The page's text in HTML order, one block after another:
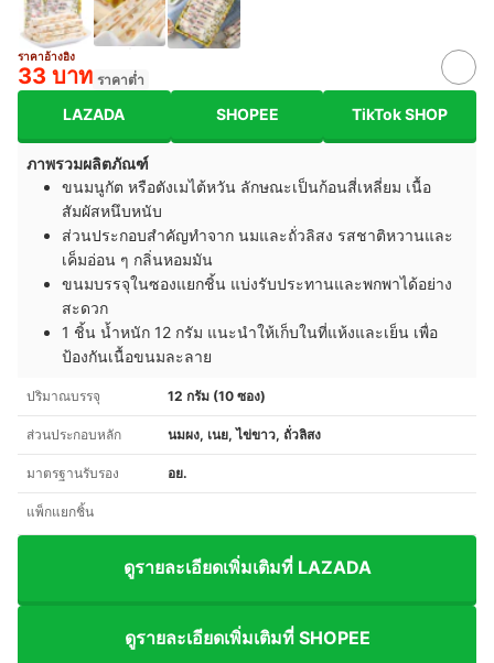
ราคาอ้างอิง
33 บาท ราคาต่ำ
LAZADA SHOPEE TikTok SHOP
ภาพรวมผลิตภัณฑ์
ขนมนูกัต หรือตังเมไต้หวัน ลักษณะเป็นก้อนสี่เหลี่ยม เนื้อ
สัมผัสหนึบหนับ
ส่วนประกอบสำคัญทำจาก นมและถั่วลิสง รสชาติหวานและ
เค็มอ่อน ๆ กลิ่นหอมมัน
ขนมบรรจุในซองแยกชิ้น แบ่งรับประทานและพกพาได้อย่าง
สะดวก
1 ชิ้น น้ำหนัก 12 กรัม แนะนำให้เก็บในที่แห้งและเย็น เพื่อ
ป้องกันเนื้อขนมละลาย
ปริมาณบรรจุ 12 กรัม (10 ซอง)
ส่วนประกอบหลัก นมผง, เนย, ไข่ขาว, ถั่วลิสง
มาตรฐานรับรอง อย.
แพ็กแยกชิ้น
ดูรายละเอียดเพิ่มเติมที่ LAZADA
ดูรายละเอียดเพิ่มเติมที่ SHOPEE